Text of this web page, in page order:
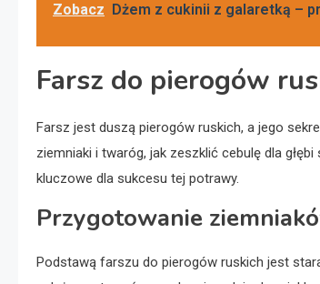
Zobacz Dżem z cukinii z galaretką –
Farsz do pierogów
Farsz jest duszą pierogów ruskich, a jego
ziemniaki i twaróg, jak zeszklić cebulę dla
kluczowe dla sukcesu tej potrawy.
Przygotowanie
Podstawą farszu do pierogów ruskich jest